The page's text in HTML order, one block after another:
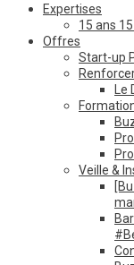
Expertises
15 ans
Offres
Start-up
Veille &